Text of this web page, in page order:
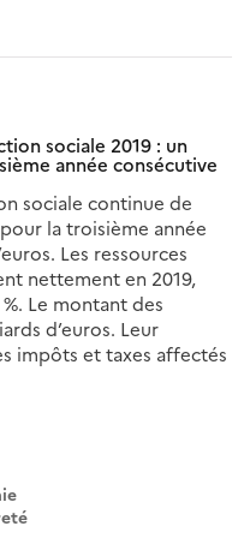
sociale 2019 : un
année consécutive
sociale continue de
la troisième année
Les ressources
nettement en 2019,
Le montant des
d’euros. Leur
impôts et taxes affectés